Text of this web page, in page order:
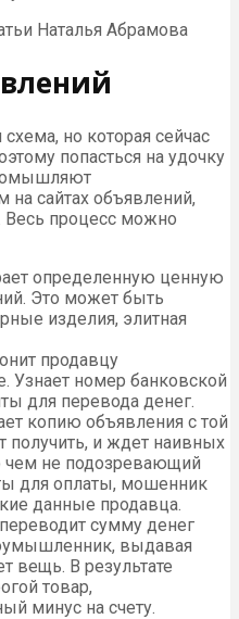
Наталья Абрамова
но которая сейчас
попасться на удочку
сайтах объявлений,
Весь процесс можно
определенную ценную
Это может быть
изделия, элитная
продавцу
Узнает номер банковской
для перевода денег.
копию объявления с той
и ждет наивных
чем не подозревающий
для оплаты, мошенник
данные продавца.
сумму денег
выдавая
вещь. В результате
товар,
минус на счету.